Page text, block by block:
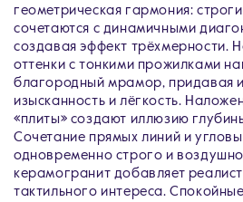
геометрическая гармония:
сочетаются с динамичными
создавая эффект трёхмерности.
оттенки с тонкими прожилками
благородный мрамор, придавая
изысканность и лёгкость.
«плиты» создают иллюзию
Сочетание прямых линий и
одновременно строго и
керамогранит добавляет
тактильного интереса.